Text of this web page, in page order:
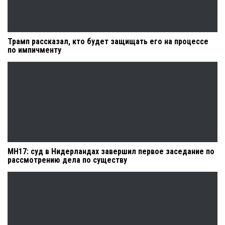
Трамп рассказал, кто будет защищать его на процессе
по импичменту
MH17: суд в Нидерландах завершил первое заседание по
рассмотрению дела по существу